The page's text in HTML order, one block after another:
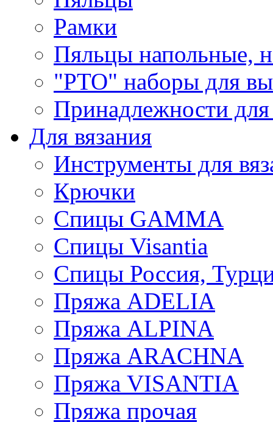
Рамки
Пяльцы напольные,
"РТО" наборы для
Принадлежности
Для вязания
Инструменты для
Крючки
Спицы GAMMA
Спицы Visantia
Спицы Россия,
Пряжа ADELIA
Пряжа ALPINA
Пряжа ARACHNA
Пряжа VISANTIA
Пряжа прочая